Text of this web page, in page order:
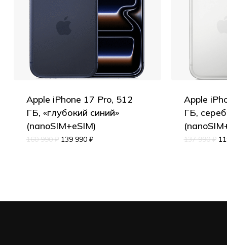
Apple iPhone 17 Pro, 512
ГБ, «глубокий синий»
(nanoSIM+eSIM)
160 990₽ 139 990 ₽
Apple
ГБ,
137 990₽